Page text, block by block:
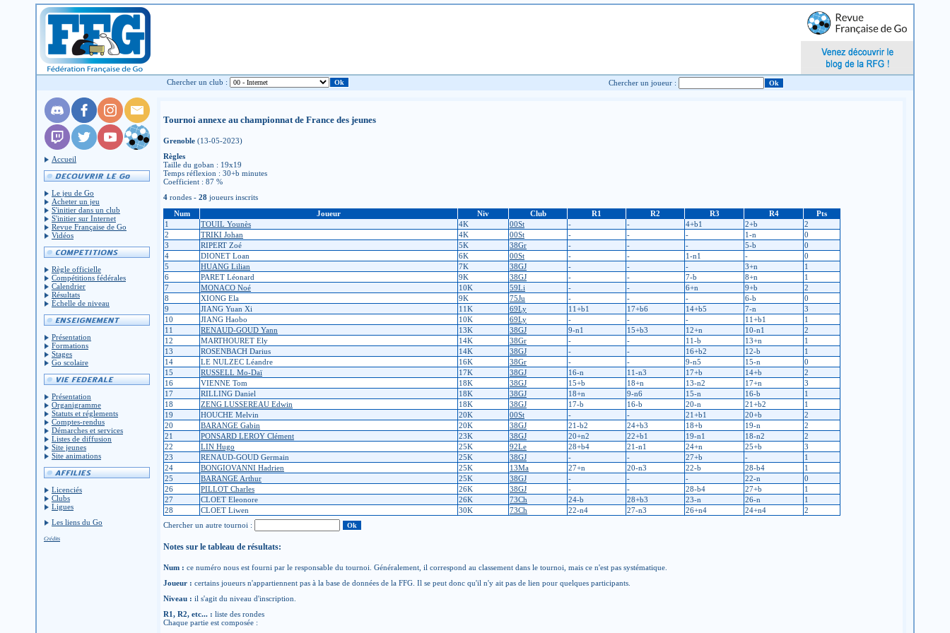
Chercher un club : Chercher un joueur :
Accueil
Le jeu de Go
Acheter un jeu
S'initier dans un club
S'initier sur Internet
Revue Française de Go
Vidéos
Règle officielle
Compétitions fédérales
Calendrier
Résultats
Échelle de niveau
Présentation
Formations
Stages
Go scolaire
Présentation
Organigramme
Statuts et réglements
Comptes-rendus
Démarches et services
Listes de diffusion
Site jeunes
Site animations
Licenciés
Clubs
Ligues
Les liens du Go
Crédits
Tournoi annexe au championnat de France des jeunes
Grenoble (13-05-2023)
Règles
Taille du goban : 19x19
Temps réflexion : 30+b minutes
Coefficient : 87 %
4 rondes - 28 joueurs inscrits
Num
Joueur Niv Club R1 R2 R3 R4
Pts
1
TOUIL Younès 4K 00St - - 4+b1 2+b
2
2
TRIKI Johan 4K 00St - - - 1-n
0
3
RIPERT Zoé 5K 38Gr - - - 5-b
0
4
DIONET Loan 6K 00St - - 1-n1 -
0
5
HUANG Lilian 7K 38GJ - - - 3+n
1
6
PARET Léonard 9K 38GJ - - 7-b 8+n
1
7
MONACO Noé 10K 59Li - - 6+n 9+b
2
8
XIONG Ela 9K 75Ju - - - 6-b
0
9
JIANG Yuan Xi 11K 69Ly 11+b1 17+b6 14+b5 7-n
3
10
JIANG Haobo 10K 69Ly - - - 11+b1
1
11
RENAUD-GOUD Yann 13K 38GJ 9-n1 15+b3 12+n 10-n1
2
12
MARTHOURET Ely 14K 38Gr - - 11-b 13+n
1
13
ROSENBACH Darius 14K 38GJ - - 16+b2 12-b
1
14
LE NULZEC Léandre 16K 38Gr - - 9-n5 15-n
0
15
RUSSELL Mo-Daï 17K 38GJ 16-n 11-n3 17+b 14+b
2
16
VIENNE Tom 18K 38GJ 15+b 18+n 13-n2 17+n
3
17
RILLING Daniel 18K 38GJ 18+n 9-n6 15-n 16-b
1
18
ZENG LUSSEREAU Edwin 18K 38GJ 17-b 16-b 20-n 21+b2
1
19
HOUCHE Melvin 20K 00St - - 21+b1 20+b
2
20
BARANGE Gabin 20K 38GJ 21-b2 24+b3 18+b 19-n
2
21
PONSARD LEROY Clément 23K 38GJ 20+n2 22+b1 19-n1 18-n2
2
22
LIN Hugo 25K 92Le 28+b4 21-n1 24+n 25+b
3
23
RENAUD-GOUD Germain 25K 38GJ - - 27+b -
1
24
BONGIOVANNI Hadrien 25K 13Ma 27+n 20-n3 22-b 28-b4
1
25
BARANGE Arthur 25K 38GJ - - - 22-n
0
26
PILLOT Charles 26K 38GJ - - 28-b4 27+b
1
27
CLOET Eleonore 26K 73Ch 24-b 28+b3 23-n 26-n
1
28
CLOET Liwen 30K 73Ch 22-n4 27-n3 26+n4 24+n4
2
Chercher un autre tournoi :
Notes sur le tableau de résultats:
Num : ce numéro nous est fourni par le responsable du tournoi. Généralement, il correspond au classement dans le tournoi, mais ce n'est pas systématique.
Joueur : certains joueurs n'appartiennent pas à la base de données de la FFG. Il se peut donc qu'il n'y ait pas de lien pour quelques participants.
Niveau : il s'agit du niveau d'inscription.
R1, R2, etc... : liste des rondes
Chaque partie est composée :